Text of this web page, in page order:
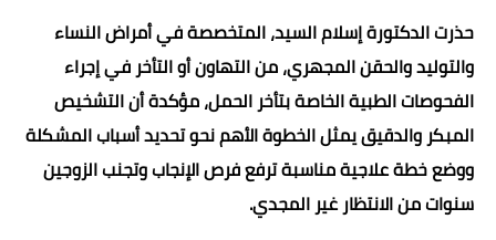
حذرت الدكتورة إسلام السيد، المتخصصة في أمراض النساء
والتوليد والحقن المجهري، من التهاون أو التأخر في إجراء
الفحوصات الطبية الخاصة بتأخر الحمل، مؤكدة أن التشخيص
المبكر والدقيق يمثل الخطوة الأهم نحو تحديد أسباب المشكلة
ووضع خطة علاجية مناسبة ترفع فرص الإنجاب وتجنب الزوجين
سنوات من الانتظار غير المجدي.